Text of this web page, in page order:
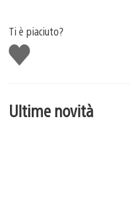
Ti è piaciuto?
Mi
piace
Ultime novità